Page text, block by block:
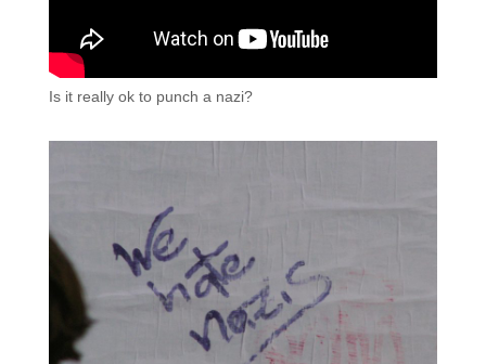
Is it really ok to punch a nazi?